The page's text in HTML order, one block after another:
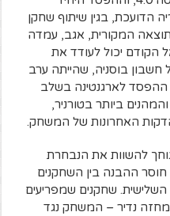
הדועכת, בגין שיתוף שחקן
המקורית, אגב, עמדה
הקודם יכול לעודד את
חשבון בוסניה, שהייתה ערב
ההפסד לארגנטינה בשלב
ביותר בטורניר,
להשוות את הנבחרת
ההבנה בין השחקנים
שחקנים שמפריעים
מחזה נדיר – המשחק נגד